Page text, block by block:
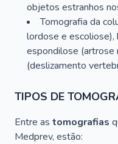
objetos estranhos
Tomografia da
lordose e escoliose),
espondilose (artrose
(deslizamento
TIPOS DE
Entre as tomografias
Medprev, estão: